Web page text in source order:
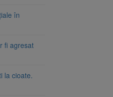
în
fi agresat
la cioate.